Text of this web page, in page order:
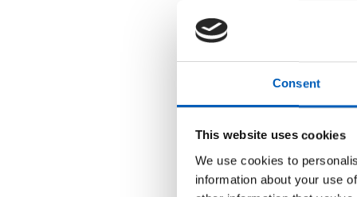
Consent
This website uses cookies
We use cookies to
information about your use